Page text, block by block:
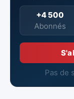
+4 500
Abonnés
Pas de